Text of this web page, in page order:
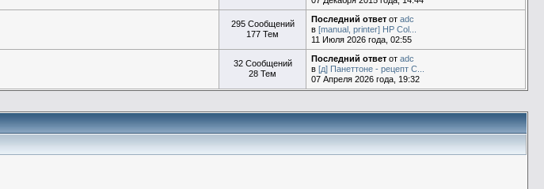
295 Сообщений
177 Тем
Последний ответот adc
в [manual, printer] HP Col...
11 Июля 2026 года, 02:55
32 Сообщений
28 Тем
Последний ответот adc
в [д] Панеттоне - рецепт С...
07 Апреля 2026 года, 19:32